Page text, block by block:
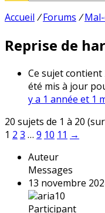
Accueil / Forums /
Reprise de
Ce sujet
été mis à jour
y a 1 année et 1
20 sujets de 1 à 20
1 2 3 … 9 10 11 →
Auteur
Messages
13 novembre
aria10
Participant